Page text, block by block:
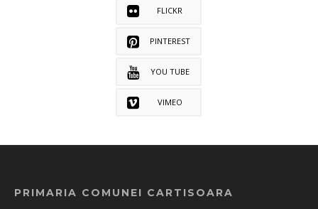
FLICKR
PINTEREST
YOU TUBE
VIMEO
PRIMARIA COMUNEI CARTISOARA